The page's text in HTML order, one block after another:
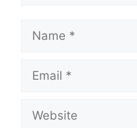
Name
Email
Website